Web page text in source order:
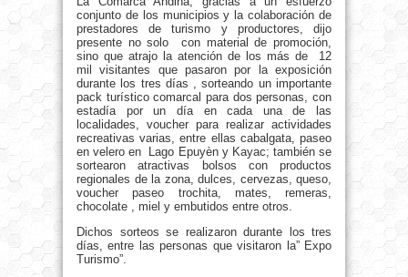
conjunto de los municipios y la colaboración de
prestadores de turismo y productores, dijo
presente no solo con material de promoción,
sino que atrajo la atención de los más de 12
mil visitantes que pasaron por la exposición
durante los tres días , sorteando un importante
pack turístico comarcal para dos personas, con
estadía por un día en cada una de las
localidades, voucher para realizar actividades
recreativas varias, entre ellas cabalgata, paseo
en velero en Lago Epuyèn y Kayac; también se
sortearon atractivas bolsos con productos
regionales de la zona, dulces, cervezas, queso,
voucher paseo trochita, mates, remeras,
chocolate , miel y embutidos entre otros.
Dichos sorteos se realizaron durante los tres
días, entre las personas que visitaron la” Expo
Turismo”.